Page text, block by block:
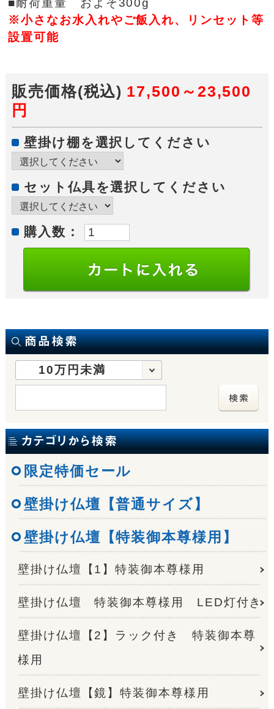
■耐荷重量 およそ300g
※小さなお水入れやご飯入れ、リンセット等
設置可能
販売価格(税込) 17,500～23,500
円
壁掛け棚を選択してください
セット仏具を選択してください
購入数：
10万円未満
限定特価セール
壁掛け仏壇【普通サイズ】
壁掛け仏壇【特装御本尊様用】
壁掛け仏壇【1】特装御本尊様用
壁掛け仏壇 特装御本尊様用 LED灯付き
壁掛け仏壇【2】ラック付き 特装御本尊
様用
壁掛け仏壇【鏡】特装御本尊様用